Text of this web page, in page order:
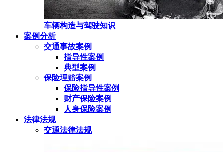
车辆构造与驾驶知识
案例分析
交通事故案例
指导性案例
典型案例
保险理赔案例
保险指导性案例
财产保险案例
人身保险案例
法律法规
交通法律法规